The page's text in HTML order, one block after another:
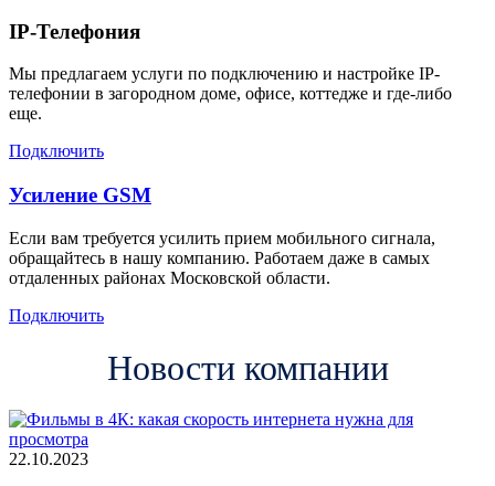
IP-Телефония
Мы предлагаем услуги по подключению и настройке IP-
телефонии в загородном доме, офисе, коттедже и где-либо
еще.
Подключить
Усиление GSM
Если вам требуется усилить прием мобильного сигнала,
обращайтесь в нашу компанию. Работаем даже в самых
отдаленных районах Московской области.
Подключить
Новости компании
22.10.2023